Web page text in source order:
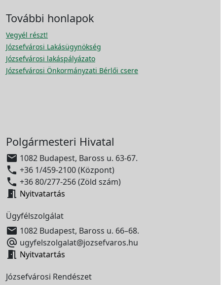
További honlapok
Vegyél részt!
Józsefvárosi Lakásügynökség
Józsefvárosi lakáspályázato
Józsefvárosi Önkormányzati Bérlői csere
Polgármesteri Hivatal
 1082 Budapest, Baross u. 63-67.
 +36 1/459-2100 (Központ)
 +36 80/277-256 (Zöld szám)
 Nyitvatartás
Ügyfélszolgálat
 1082 Budapest, Baross u. 66–68.
 ugyfelszolgalat@jozsefvaros.hu
 Nyitvatartás
Józsefvárosi Rendészet